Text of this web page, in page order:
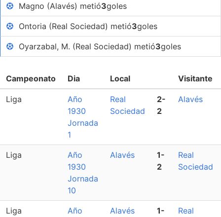
Magno (Alavés) metió3goles
Ontoria (Real Sociedad) metió3goles
Oyarzabal, M. (Real Sociedad) metió3goles
Campeonato Dia Local Visitante
Liga
Año
1930
Jornada
1
Real
Sociedad
2-
2
Alavés
Liga
Año
1930
Jornada
10
Alavés
1-
2
Real
Sociedad
Liga
Año
Alavés
1-
Real